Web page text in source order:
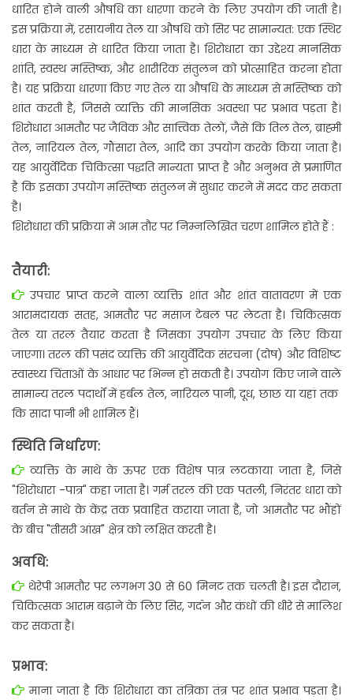
धारित होने वाली औषधि का धारणा करने के लिए उपयोग की जाती है।
इस प्रक्रिया में, रसायनीय तेल या औषधि को सिर पर सामान्यत: एक स्थिर
धारा के माध्यम से धारित किया जाता है। शिरोधारा का उद्देश्य मानसिक
शांति, स्वस्थ मस्तिष्क, और शारीरिक संतुलन को प्रोत्साहित करना होता
है। यह प्रक्रिया धारणा किए गए तेल या औषधि के माध्यम से मस्तिष्क को
शांत करती है, जिससे व्यक्ति की मानसिक अवस्था पर प्रभाव पड़ता है।
शिरोधारा आमतौर पर जैविक और सात्त्विक तेलों, जैसे कि तिल तेल, ब्राह्मी
तेल, नारियल तेल, गौंसारा तेल, आदि का उपयोग करके किया जाता है।
यह आयुर्वेदिक चिकित्सा पद्धति मान्यता प्राप्त है और अनुभव से प्रमाणित
है कि इसका उपयोग मस्तिष्क संतुलन में सुधार करने में मदद कर सकता
है।
शिरोधारा की प्रक्रिया में आम तौर पर निम्नलिखित चरण शामिल होते हैं :
तैयारी:
उपचार प्राप्त करने वाला व्यक्ति शांत और शांत वातावरण में एक
आरामदायक सतह, आमतौर पर मसाज टेबल पर लेटता है। चिकित्सक
तेल या तरल तैयार करता है जिसका उपयोग उपचार के लिए किया
जाएगा। तरल की पसंद व्यक्ति की आयुर्वेदिक संरचना (दोष) और विशिष्ट
स्वास्थ्य चिंताओं के आधार पर भिन्न हो सकती है। उपयोग किए जाने वाले
सामान्य तरल पदार्थों में हर्बल तेल, नारियल पानी, दूध, छाछ या यहां तक ​​
कि सादा पानी भी शामिल हैं।
स्थिति निर्धारण:
व्यक्ति के माथे के ऊपर एक विशेष पात्र लटकाया जाता है, जिसे
"शिरोधारा -पात्र" कहा जाता है। गर्म तरल की एक पतली, निरंतर धारा को
बर्तन से माथे के केंद्र तक प्रवाहित कराया जाता है, जो आमतौर पर भौंहों
के बीच "तीसरी आंख" क्षेत्र को लक्षित करती है।
अवधि:
थेरेपी आमतौर पर लगभग 30 से 60 मिनट तक चलती है। इस दौरान,
चिकित्सक आराम बढ़ाने के लिए सिर, गर्दन और कंधों की धीरे से मालिश
कर सकता है।
प्रभाव:
माना जाता है कि शिरोधारा का तंत्रिका तंत्र पर शांत प्रभाव पड़ता है।